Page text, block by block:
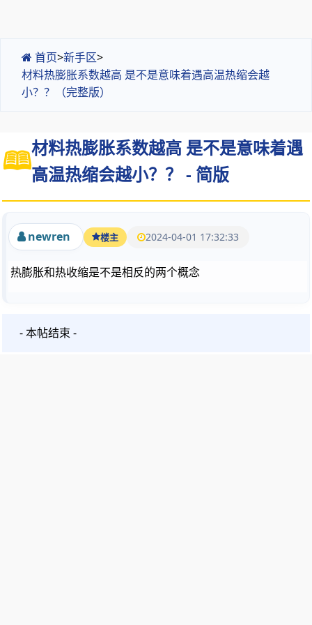
首页>新手区>
材料热膨胀系数越高 是不是意味着遇高温热缩会越
小？？（完整版）
材料热膨胀系数越高 是不是意味着遇
高温热缩会越小？？ - 简版
newren 楼主 2024-04-01 17:32:33
热膨胀和热收缩是不是相反的两个概念
- 本帖结束 -